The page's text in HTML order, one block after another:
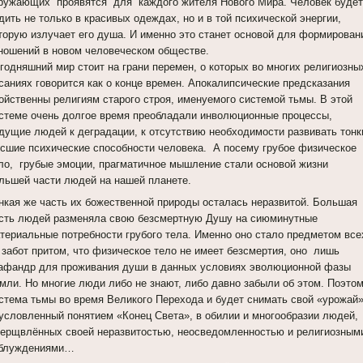
не только в красивых одеждах, но и в той психической энергии,
излучает его душа. И именно это станет основой для
в новом человеческом обществе.
мир стоит на грани перемен, о которых во многих
говорится как о конце времен. Апокалипсические предсказания
религиям старого строя, именуемого системой тьмы. В этой
очень долгое время преобладали инволюционные процессы,
людей к деградации, к отсутствию необходимости развивать
психические способности человека. А посему грубое физическое
грубые эмоции, прагматичное мышление стали основой жизни
части людей на нашей планете.
же часть их божественной природы осталась неразвитой. Большая
людей разменяла свою безсмертную Душу на сиюминутные
потребности грубого тела. Именно оно стало предметом
забот притом, что физическое тело не имеет безсмертия, оно лишь
для проживания души в данных условиях эволюционной фазы
Но многие люди либо не знают, либо давно забыли об этом.
тьмы во время Великого Перехода и будет снимать свой
понятием «Конец Света», в обилии и многообразии людей,
своей неразвитостью, неосведомленностью и